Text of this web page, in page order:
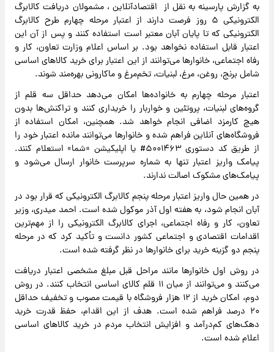
به گزارش پارسینه به نقل از اقتصادآنلاین ، مشمولان دریافت کالابرگ
الکترونیکی ۵ روز فرصت دارند از اعتبار مرحله چهارم طرح کالابرگ
الکترونیکی که تا پایان آبان معتبر است استفاده کنند و پس از آن این
اعتبار قابل استفاده نخواهد بود. بر اساس اعلام وزارت تعاون، کار و
رفاه اجتماعی، خانوارها می‌توانند از این اعتبار برای خرید کالاهای اساسی
شامل برنج، روغن، مرغ، لبنیات، تخم‌مرغ و ماکارونی بهره‌مند شوند.
اعتبار مرحله چهارم به خانواده‌ها امکان می‌دهد حداقل سه قلم از
گروه‌های لبنیات، پروتئین و خواربار را خریداری کنند و تراکنش‌ها بدون
هیچ کارمزد اضافی انجام خواهد شد. همچنین، امکان استفاده از
فروشگاه‌های آنلاین فراهم شده و خانوارها می‌توانند مانده اعتبار خود را
از طریق کد دستوری ۵۰۰۱۴۶۳# یا اپلیکیشن «شما» استعلام کنند.
پیامک واریز اعتبار تنها به شماره سرپرست خانوار ارسال می‌شود و
پیامک‌های مشکوک اصالت ندارند.
در همین حال واریز اعتبار مرحله پنجم کالابرگ الکترونیکی که قرار بود در
آبان انجام شود، به هفته اول آذر موکول شده است. احمد میدری، وزیر
تعاون، کار و رفاه اجتماعی، اجرای کالابرگ الکترونیکی را از مهم‌ترین
اقدامات اقتصادی و اجتماعی کشور دانست و تأکید کرد که در مرحله
پنجم دو گزینه خرید برای خانوارها در نظر گرفته شده است.
در روش اول خانوارها مانند مراحل قبل مبلغ مشخصی اعتبار دریافت
می‌کنند و می‌توانند از میان ۱۱ قلم کالای اساسی انتخاب کنند. در روش
دوم، امکان خرید از ۱۲ هزار فروشگاه با قیمت مصوب و تخفیف حداقل
۲۰ درصد فراهم شده است. هدف از این اقدام، حفظ قدرت خرید
دهک‌های کم‌درآمد و افزایش انتخاب مردم در خرید کالاهای اساسی
اعلام شده است.